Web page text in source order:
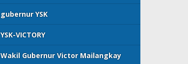
gubernur YSK
YSK-VICTORY
Wakil Gubernur Victor Mailangkay